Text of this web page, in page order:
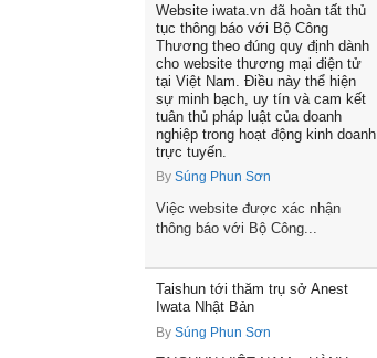
Website iwata.vn đã hoàn tất thủ
tục thông báo với Bộ Công
Thương theo đúng quy định dành
cho website thương mại điện tử
tại Việt Nam. Điều này thể hiện
sự minh bạch, uy tín và cam kết
tuân thủ pháp luật của doanh
nghiệp trong hoạt động kinh doanh
trực tuyến.
By Súng Phun Sơn
Việc website được xác nhận
thông báo với Bộ Công...
Taishun tới thăm trụ sở Anest
Iwata Nhật Bản
By Súng Phun Sơn